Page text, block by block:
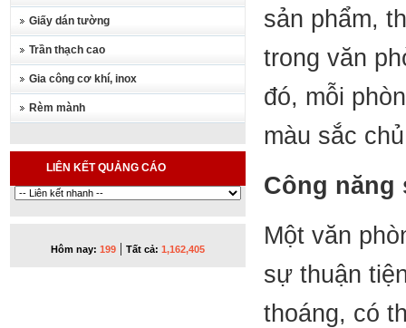
Giấy dán tường
Trần thạch cao
Gia công cơ khí, inox
Rèm mành
LIÊN KẾT QUẢNG CÁO
Hôm nay: 199| Tất cả: 1,162,405
sản phẩm,
trong văn
đó, mỗi
màu sắc
Công năng
Một văn
sự thuận
thoáng, có